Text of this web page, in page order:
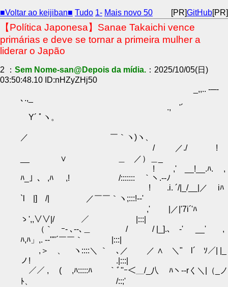
■Voltar ao keijiban■ Tudo 1- Mais novo 50 [PR]GitHub[PR]
【Política Japonesa】Sanae Takaichi vence
primárias e deve se tornar a primeira mulher a
liderar o Japão
2 ： Sem Nome-san@Depois da mídia. ：2025/10/05(日)
03:50:48.10 ID:nHZyZHj50
_,,.. -─-
､.,_
., '´
Y´ ﾟヽ。
／ ￣｀ヽ)ヽ、
/ ／./ !
__ ∨ ＿ ／）＿_
! ,' __!__.ﾊ. ,
ﾊ_」、 ,ﾊ ,! /:::::::￣｀ヽ.-‐ﾉ
! .i. ´/|_/__|／ iﾊ
`l |] /| ／￣￣｀ヽ;:::!-‐'
,' |／|'7i´'ﾊ
ゝ',,∨∨|/ ／ |:::|
（｀ ｰ- ､‐-､＿ / / |_].､ゝ-' __' ,
ﾊ,ﾊ」,. -‐''"´￣￣｀ |:::|
,＞ 、 ヽ::::＼ ｀ ､／ ／ ∧ ＼" l´ ｿ／| |_
ノ! .|:::|
／／ , ( ,ﾊ:::::ﾊ ｀ﾞ''ｰ＜＿/_八 ﾊヽ--rく＼|（_ノ
ﾄ、 /::;'